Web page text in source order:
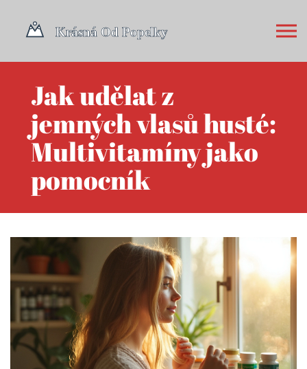
Jak udělat z
jemných vlasů husté:
Multivitamíny jako
pomocník